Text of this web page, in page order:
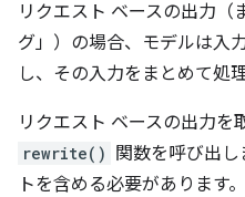
リクエスト ベースの出力（
グ」）の場合、モデルは入
し、その入力をまとめて処
リクエスト ベースの出力を
rewrite()
関数を呼び出
トを含める必要があります